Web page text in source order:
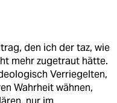
den ich der taz, wie
mehr zugetraut hätte.
Verriegelten,
Wahrheit wähnen,